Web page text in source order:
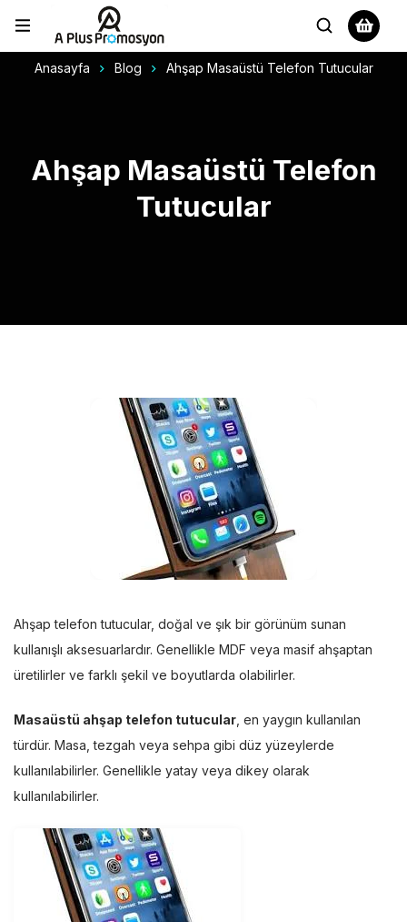
Anasayfa Blog Ahşap Masaüstü Telefon Tutucular
Ahşap Masaüstü Telefon
Tutucular
Ahşap telefon tutucular, doğal ve şık bir görünüm sunan
kullanışlı aksesuarlardır. Genellikle MDF veya masif ahşaptan
üretilirler ve farklı şekil ve boyutlarda olabilirler.
Masaüstü ahşap telefon tutucular , en yaygın kullanılan
türdür. Masa, tezgah veya sehpa gibi düz yüzeylerde
kullanılabilirler. Genellikle yatay veya dikey olarak
kullanılabilirler.